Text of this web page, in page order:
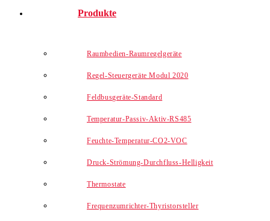
Produkte
Raumbedien-Raumregelgeräte
Regel-Steuergeräte Modul 2020
Feldbusgeräte-Standard
Temperatur-Passiv-Aktiv-RS485
Feuchte-Temperatur-CO2-VOC
Druck-Strömung-Durchfluss-Helligkeit
Thermostate
Frequenzumrichter-Thyristorsteller